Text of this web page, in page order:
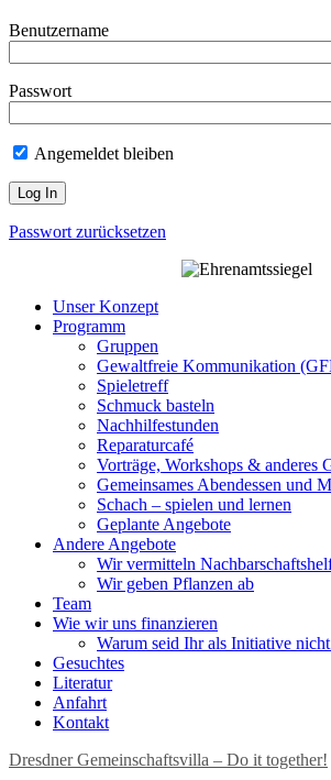
Benutzername
Passwort
Angemeldet bleiben
Passwort zurücksetzen
Unser Konzept
Programm
Gruppen
Gewaltfreie Kommunikation
Spieletreff
Schmuck basteln
Nachhilfestunden
Reparaturcafé
Vorträge, Workshops & anderes
Gemeinsames Abendessen und
Schach – spielen und lernen
Geplante Angebote
Andere Angebote
Wir vermitteln
Wir geben Pflanzen ab
Team
Wie wir uns finanzieren
Warum seid Ihr als Initiative
Gesuchtes
Literatur
Anfahrt
Kontakt
Dresdner Gemeinschaftsvilla – Do it together!